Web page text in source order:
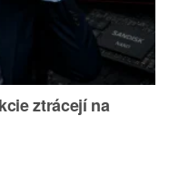
ztrácejí na